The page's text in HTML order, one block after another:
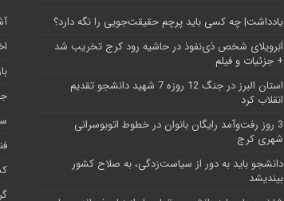
یادداشت| ‌چه کسی باید پرچم حقیقت‌جویی را نگه دارد؟
اَبَر‌ویلای شخص ذی‌نفوذ در حاشیه‌ رود کرج تخریب شد
+ جزئیات و فیلم
استان البرز در جنگ 12 روزه 7 شهید دانشجو تقدیم
انقلاب کرد
3 روز رفت‌وآمد رایگان بانوان در خطوط اتوبوسرانی
شهری کرج
دانشجو باید به دور از سیاست‌زدگی، به صلاح کشور
بیندیشد